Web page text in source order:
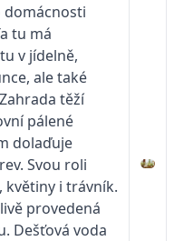
tu má
v jídelně,
ale také
těží
pálené
dolaďuje
Svou roli
květiny i trávník.
provedená
Dešťová voda